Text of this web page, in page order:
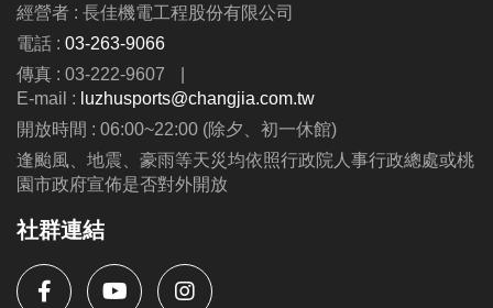
經營者 : 長佳機電工程股份有限公司
電話 : 03-263-9066
傳真 : 03-222-9607
|
E-mail : luzhusports@changjia.com.tw
開放時間 : 06:00~22:00 (除夕、初一休館)
逢颱風、地震、豪雨等天災均依照行政院人事行政總處或桃
園市政府宣佈是否對外開放
社群連結